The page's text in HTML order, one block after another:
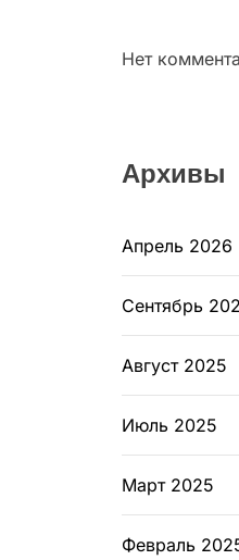
Нет
Архивы
Апрель 2026
Сентябрь
Август 2025
Июль 2025
Март 2025
Февраль